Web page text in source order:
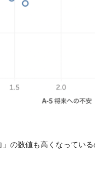
の数値も高くなってい